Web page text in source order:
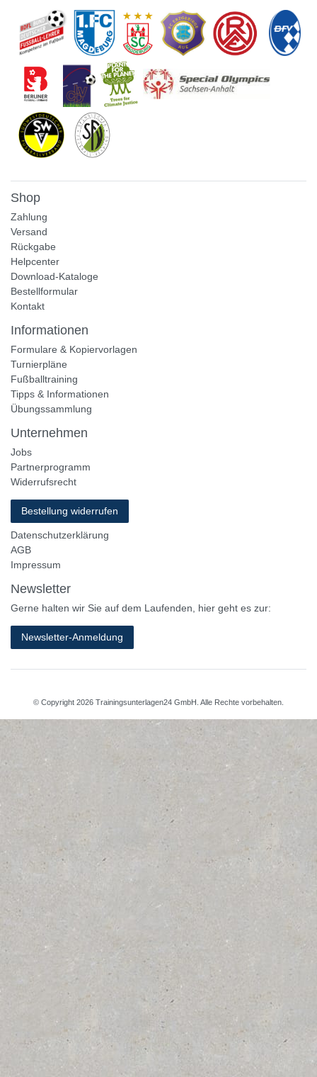
Shop
Zahlung
Versand
Rückgabe
Helpcenter
Download-Kataloge
Bestellformular
Kontakt
Informationen
Formulare & Kopiervorlagen
Turnierpläne
Fußballtraining
Tipps & Informationen
Übungssammlung
Unternehmen
Jobs
Partnerprogramm
Widerrufsrecht
Bestellung widerrufen
Datenschutzerklärung
AGB
Impressum
Newsletter
Gerne halten wir Sie auf dem Laufenden, hier geht es zur:
Newsletter-Anmeldung
© Copyright 2026 Trainingsunterlagen24 GmbH. Alle Rechte vorbehalten.